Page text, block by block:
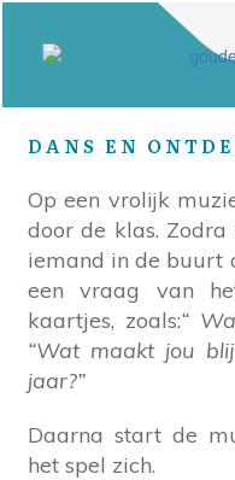
DANS EN
Op een vrolijk
door de klas.
iemand in de buurt
een vraag van
kaartjes, zoals:“
“Wat maakt jou
jaar?”
Daarna start de
het spel zich.